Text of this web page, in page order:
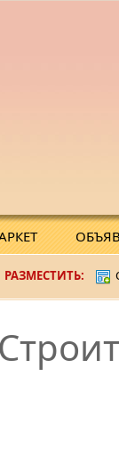
РАЗМЕСТИТЬ: